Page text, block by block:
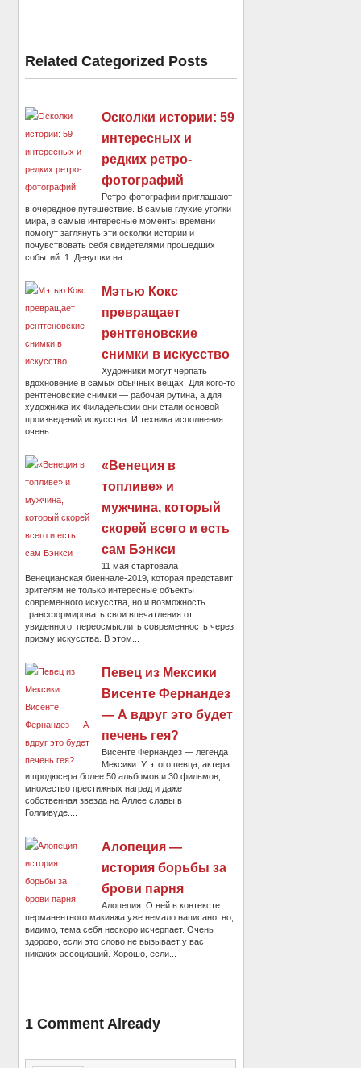
Related Categorized Posts
Осколки истории: 59
интересных и
редких ретро-
фотографий
Ретро-фотографии приглашают
в очередное путешествие. В самые глухие уголки
мира, в самые интересные моменты времени
помогут заглянуть эти осколки истории и
почувствовать себя свидетелями прошедших
событий. 1. Девушки на...
Мэтью Кокс
превращает
рентгеновские
снимки в искусство
Художники могут черпать
вдохновение в самых обычных вещах. Для кого-то
рентгеновские снимки — рабочая рутина, а для
художника их Филадельфии они стали основой
произведений искусства. И техника исполнения
очень...
«Венеция в
топливе» и
мужчина, который
скорей всего и есть
сам Бэнкси
11 мая стартовала
Венецианская биеннале-2019, которая представит
зрителям не только интересные объекты
современного искусства, но и возможность
трансформировать свои впечатления от
увиденного, переосмыслить современность через
призму искусства. В этом...
Певец из Мексики
Висенте Фернандез
— А вдруг это будет
печень гея?
Висенте Фернандез — легенда
Мексики. У этого певца, актера
и продюсера более 50 альбомов и 30 фильмов,
множество престижных наград и даже
собственная звезда на Аллее славы в
Голливуде....
Алопеция —
история борьбы за
брови парня
Алопеция. О ней в контексте
перманентного макияжа уже немало написано, но,
видимо, тема себя нескоро исчерпает. Очень
здорово, если это слово не вызывает у вас
никаких ассоциаций. Хорошо, если...
1 Comment Already